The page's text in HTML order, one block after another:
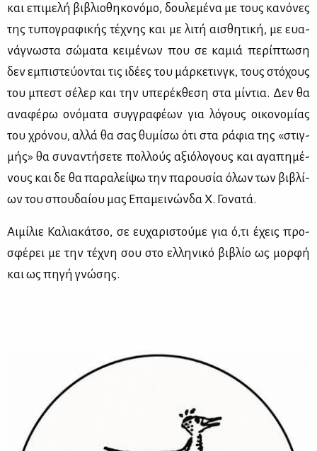
και επι­με­λή βι­βλιο­θη­κο­νό­μο, δου­λε­μέ­να με τους κα­νό­νες
της τυ­πο­γρα­φι­κής τέ­χνης και με λι­τή αι­σθη­τι­κή, με ευα­
νά­γνω­στα σώ­μα­τα κει­μέ­νων που σε κα­μιά πε­ρί­πτω­ση
δεν εμπι­στεύ­ο­νται τις ιδέ­ες του μάρ­κε­τινγκ, τους στό­χους
του μπεστ σέ­λερ και την υπε­ρέκ­θε­ση στα μί­ντια. Δεν θα
ανα­φέ­ρω ονό­μα­τα συγ­γρα­φέ­ων για λό­γους οι­κο­νο­μί­ας
του χρό­νου, αλ­λά θα σας θυ­μί­σω ότι στα ρά­φια της «στιγ­
μής» θα συ­να­ντή­σε­τε πολ­λούς αξιό­λο­γους και αγα­πη­μέ­
νους και δε θα πα­ρα­λεί­ψω την πα­ρου­σία όλων των βι­βλί­
ων του σπου­δαί­ου μας Επα­μει­νών­δα Χ. Γο­να­τά.
Αι­μί­λιε Κα­λια­κά­τσο, σε ευ­χα­ρι­στού­με για ό,τι έχεις προ­
σφέ­ρει με την τέ­χνη σου στο ελ­λη­νι­κό βι­βλίο ως μορ­φή
και ως πη­γή γνώ­σης.